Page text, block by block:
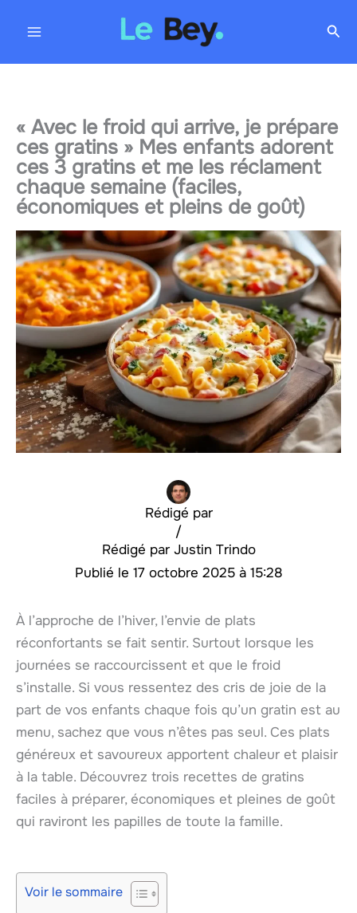
« Avec le froid qui arrive, je prépare
ces gratins » Mes enfants adorent
ces 3 gratins et me les réclament
chaque semaine (faciles,
économiques et pleins de goût)
Rédigé par
Justin Trindo
/
17 octobre 2025 à 15:28
À l’approche de l’hiver, l’envie de plats
réconfortants se fait sentir. Surtout lorsque les
journées se raccourcissent et que le froid
s’installe. Si vous ressentez des cris de joie de la
part de vos enfants chaque fois qu’un gratin est au
menu, sachez que vous n’êtes pas seul. Ces plats
généreux et savoureux apportent chaleur et plaisir
à la table. Découvrez trois recettes de gratins
faciles à préparer, économiques et pleines de goût
qui raviront les papilles de toute la famille.
Voir le sommaire